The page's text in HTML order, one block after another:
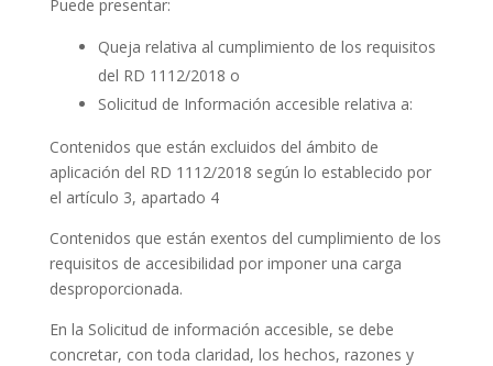
Puede presentar:
Queja relativa al cumplimiento de los requisitos
del RD 1112/2018 o
Solicitud de Información accesible relativa a:
Contenidos que están excluidos del ámbito de
aplicación del RD 1112/2018 según lo establecido por
el artículo 3, apartado 4
Contenidos que están exentos del cumplimiento de los
requisitos de accesibilidad por imponer una carga
desproporcionada.
En la Solicitud de información accesible, se debe
concretar, con toda claridad, los hechos, razones y